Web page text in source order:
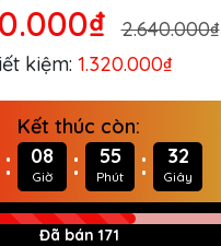
2.640.000₫
kiệm: 1.320.000₫
Kết thúc còn:
: 08
Giờ : 55
Phút : 31
Giây
Đã bán 171